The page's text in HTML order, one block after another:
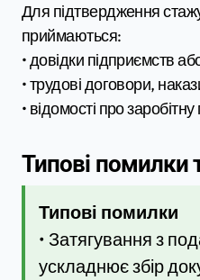
Для підтвердження
приймаються:
• довідки підприємств
• трудові договори,
• відомості про
Типові помилки
Типові помилки
• Затягування з
ускладнює збір